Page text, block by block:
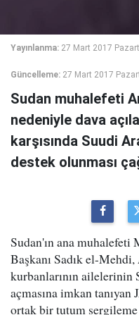
Yayınlanma: 27 Mart 2017
Güncelleme: 27 Mart 2017
Sudan muhalefeti
nedeniyle dava
karşısında Suudi
destek olunması
Sudan'ın ana
Başkanı Sadık el-
kurbanlarının
açmasına imkan tanıyan
ortak bir tutum sergileme